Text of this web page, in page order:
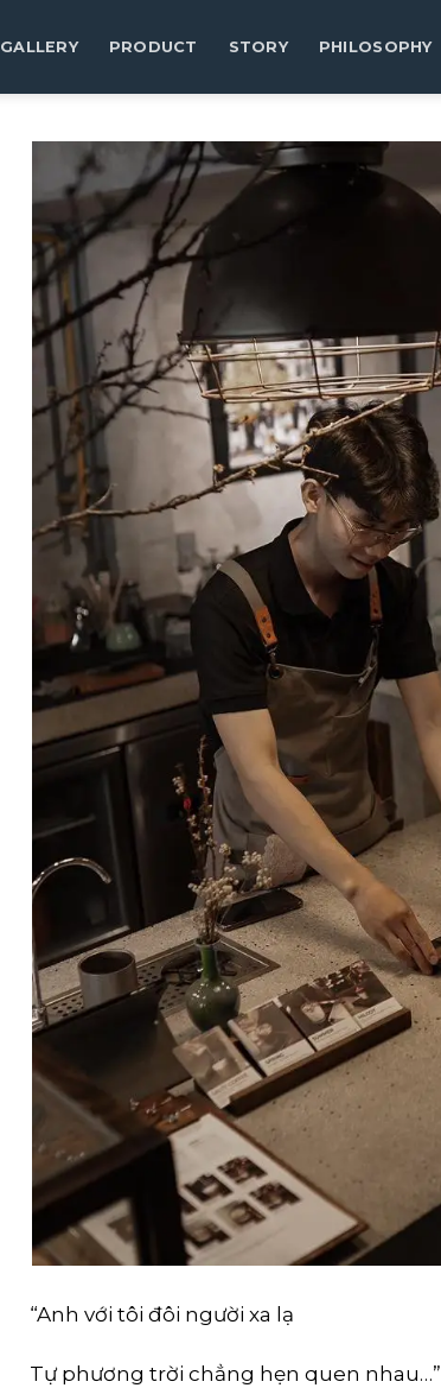
GALLERY PRODUCT STORY PHILOSOPHY
“Anh với tôi đôi người xa lạ
Tự phương trời chẳng hẹn quen nhau…”